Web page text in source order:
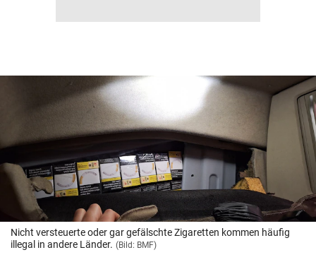
Nicht versteuerte oder gar gefälschte Zigaretten kommen häufig
illegal in andere Länder. (Bild: BMF)